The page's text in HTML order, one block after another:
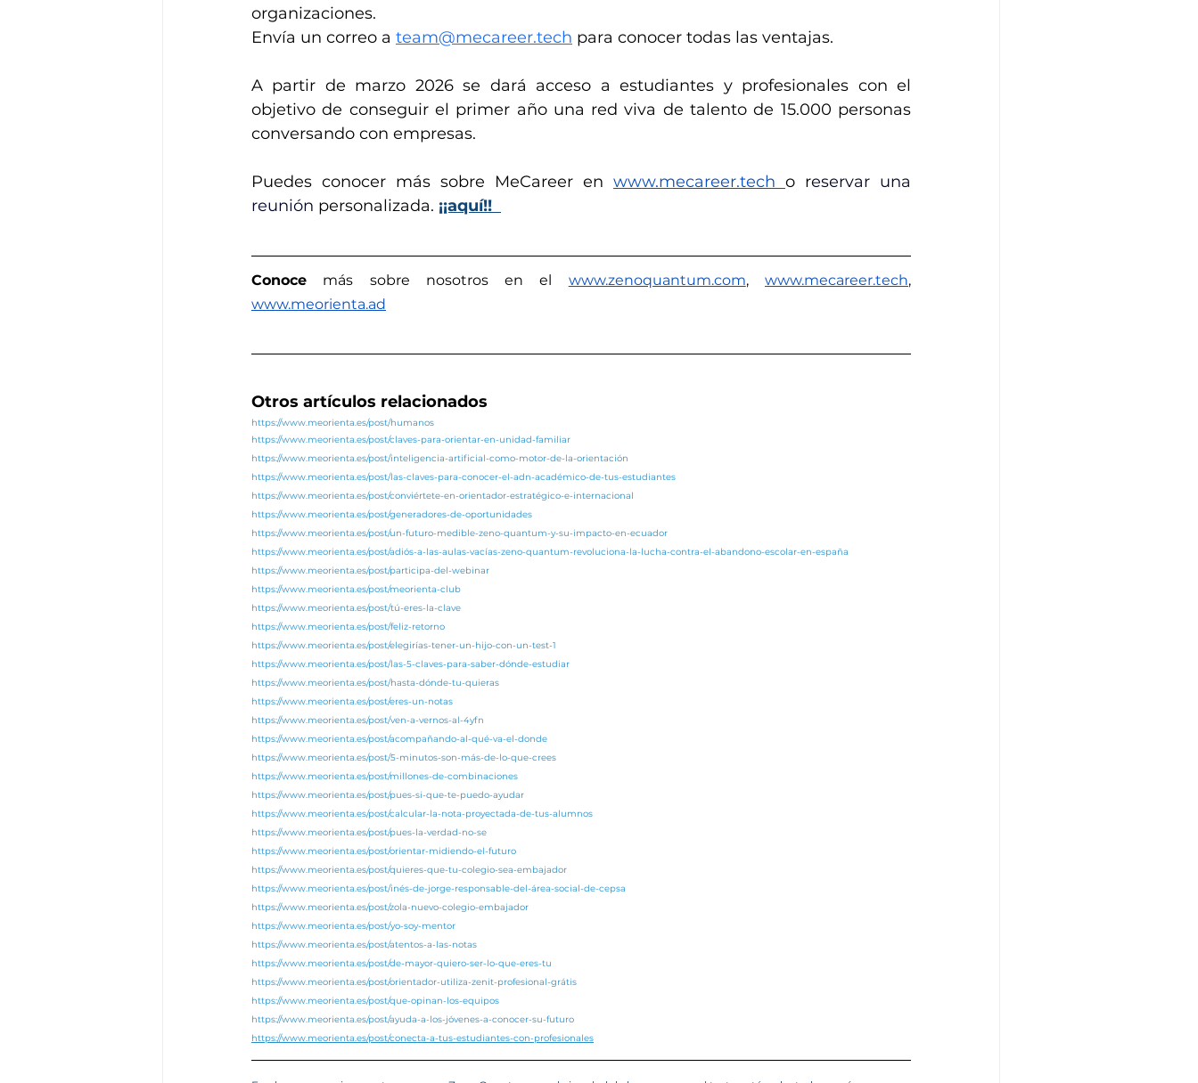
organizaciones.
Envía un correo a team@mecareer.tech para conocer todas las ventajas.
A partir de marzo 2026 se dará acceso a estudiantes y profesionales con el
objetivo de conseguir el primer año una red viva de talento de 15.000 personas
conversando con empresas.
Puedes conocer más sobre MeCareer en www.mecareer.tech o reservar una
reunión personalizada. ¡¡aquí!!
Conoce más sobre nosotros en el www.zenoquantum.com, www.mecareer.tech
www.meorienta.ad
Otros artículos relacionados
https://www.meorienta.es/post/humanos
https://www.meorienta.es/post/claves-para-orientar-en-unidad-familiar
https://www.meorienta.es/post/inteligencia-artificial-como-motor-de-la-orientación
https://www.meorienta.es/post/las-claves-para-conocer-el-adn-académico-de-tus-estudiantes
https://www.meorienta.es/post/conviértete-en-orientador-estratégico-e-internacional
https://www.meorienta.es/post/generadores-de-oportunidades
https://www.meorienta.es/post/un-futuro-medible-zeno-quantum-y-su-impacto-en-ecuador
https://www.meorienta.es/post/adiós-a-las-aulas-vacías-zeno-quantum-revoluciona-la-lucha-contra-el-abandono-escolar-en-españa
https://www.meorienta.es/post/participa-del-webinar
https://www.meorienta.es/post/meorienta-club
https://www.meorienta.es/post/tú-eres-la-clave
https://www.meorienta.es/post/feliz-retorno
https://www.meorienta.es/post/elegirías-tener-un-hijo-con-un-test-1
https://www.meorienta.es/post/las-5-claves-para-saber-dónde-estudiar
https://www.meorienta.es/post/hasta-dónde-tu-quieras
https://www.meorienta.es/post/eres-un-notas
https://www.meorienta.es/post/ven-a-vernos-al-4yfn
https://www.meorienta.es/post/acompañando-al-qué-va-el-donde
https://www.meorienta.es/post/5-minutos-son-más-de-lo-que-crees
https://www.meorienta.es/post/millones-de-combinaciones
https://www.meorienta.es/post/pues-si-que-te-puedo-ayudar
https://www.meorienta.es/post/calcular-la-nota-proyectada-de-tus-alumnos
https://www.meorienta.es/post/pues-la-verdad-no-se
https://www.meorienta.es/post/orientar-midiendo-el-futuro
https://www.meorienta.es/post/quieres-que-tu-colegio-sea-embajador
https://www.meorienta.es/post/inés-de-jorge-responsable-del-área-social-de-cepsa
https://www.meorienta.es/post/zola-nuevo-colegio-embajador
https://www.meorienta.es/post/yo-soy-mentor
https://www.meorienta.es/post/atentos-a-las-notas
https://www.meorienta.es/post/de-mayor-quiero-ser-lo-que-eres-tu
https://www.meorienta.es/post/orientador-utiliza-zenit-profesional-grátis
https://www.meorienta.es/post/que-opinan-los-equipos
https://www.meorienta.es/post/ayuda-a-los-jóvenes-a-conocer-su-futuro
https://www.meorienta.es/post/conecta-a-tus-estudiantes-con-profesionales